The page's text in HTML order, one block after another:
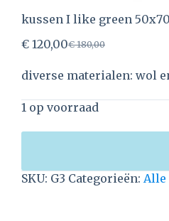
kussen I like green
€180,00
€ 120,00
diverse materialen: wol
1 op voorraad
SKU: G3 Categorieën: Alle